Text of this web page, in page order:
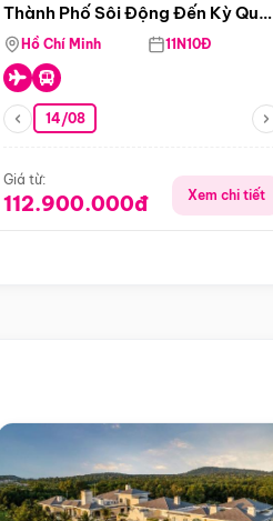
Thành Phố Sôi Động Đến Kỳ Quan
Thiên Nhiên Mỹ
Hồ Chí Minh 11N10Đ
14/08
Giá từ:
112.900.000đ Xem chi tiết